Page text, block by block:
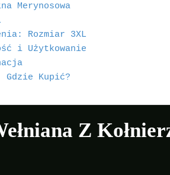
Merynosowa
Rozmiar 3XL
i Użytkowanie
Gdzie Kupić?
Z